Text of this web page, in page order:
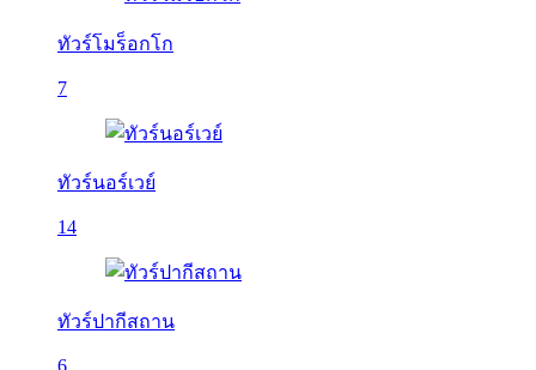
ทัวร์โมร็อกโก
7
ทัวร์นอร์เวย์
14
ทัวร์ปากีสถาน
6